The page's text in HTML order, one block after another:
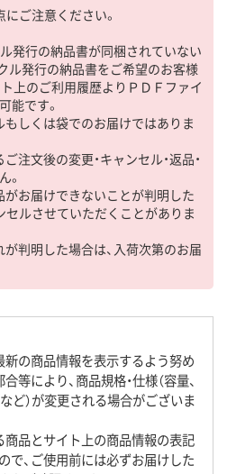
ご注意ください。
ル発行の納品書が同梱されていない
ル発行の納品書をご希望のお客様
ト上のご利用履歴よりＰＤＦファイ
能です。
もしくは袋でのお届けではありま
注文後の変更・キャンセル・返品・
。
がお届けできないことが判明した
セルさせていただくことがありま
が判明した場合は、入荷次第のお届
新の商品情報を表示するよう努め
等により、商品規格・仕様（容量、
ど）が変更される場合がございま
商品とサイト上の商品情報の表記
で、ご使用前には必ずお届けした